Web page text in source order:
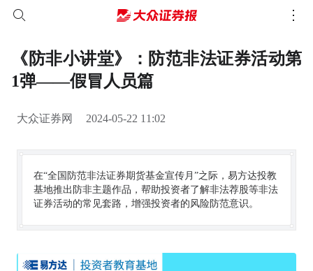
《防非小讲堂》：防范非法证券活动第
1弹——假冒人员篇
大众证券网 2024-05-22 11:02
在“全国防范非法证券期货基金宣传月”之际，易方达投教
基地推出防非主题作品，帮助投资者了解非法荐股等非法
证券活动的常见套路，增强投资者的风险防范意识。